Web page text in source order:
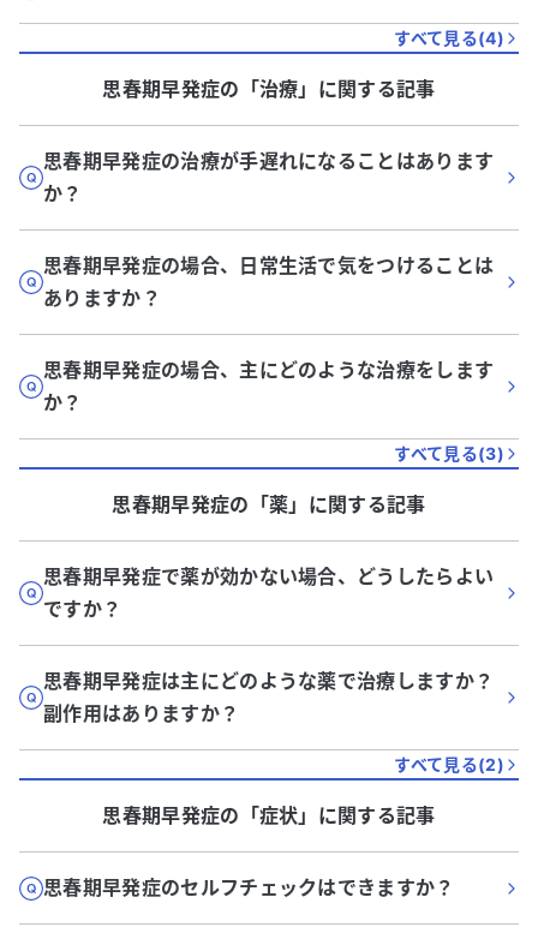
すべて見る(4)
思春期早発症の「治療」に関する記事
思春期早発症の治療が手遅れになることはあります
か？
思春期早発症の場合、日常生活で気をつけることは
ありますか？
思春期早発症の場合、主にどのような治療をします
か？
すべて見る(3)
思春期早発症の「薬」に関する記事
思春期早発症で薬が効かない場合、どうしたらよい
ですか？
思春期早発症は主にどのような薬で治療しますか？
副作用はありますか？
すべて見る(2)
思春期早発症の「症状」に関する記事
思春期早発症のセルフチェックはできますか？